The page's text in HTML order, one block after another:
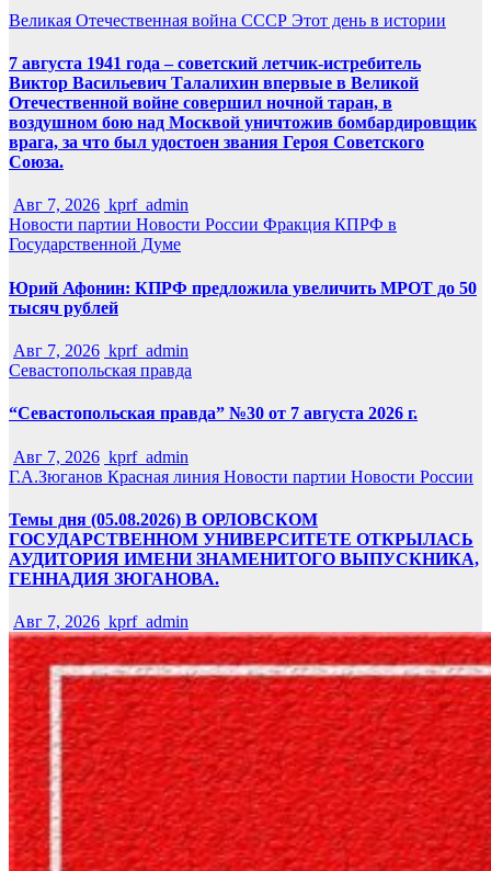
Великая Отечественная война СССР Этот день в истории
7 августа 1941 года – советский летчик-истребитель
Виктор Васильевич Талалихин впервые в Великой
Отечественной войне совершил ночной таран, в
воздушном бою над Москвой уничтожив бомбардировщик
врага, за что был удостоен звания Героя Советского
Союза.
Авг 7, 2026 kprf_admin
Новости партии Новости России Фракция КПРФ в
Государственной Думе
Юрий Афонин: КПРФ предложила увеличить МРОТ до 50
тысяч рублей
Авг 7, 2026 kprf_admin
Севастопольская правда
“Севастопольская правда” №30 от 7 августа 2026 г.
Авг 7, 2026 kprf_admin
Г.А.Зюганов Красная линия Новости партии Новости России
Темы дня (05.08.2026) В ОРЛОВСКОМ
ГОСУДАРСТВЕННОМ УНИВЕРСИТЕТЕ ОТКРЫЛАСЬ
АУДИТОРИЯ ИМЕНИ ЗНАМЕНИТОГО ВЫПУСКНИКА,
ГЕННАДИЯ ЗЮГАНОВА.
Авг 7, 2026 kprf_admin